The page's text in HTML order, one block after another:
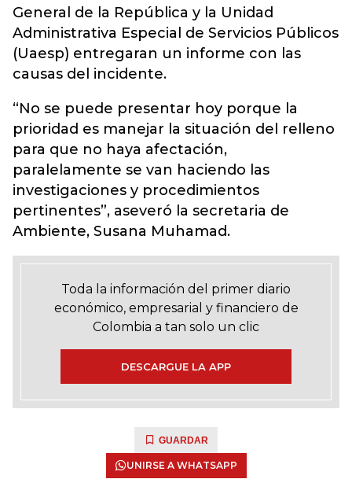
General de la República y la Unidad
Administrativa Especial de Servicios Públicos
(Uaesp) entregaran un informe con las
causas del incidente.
“No se puede presentar hoy porque la
prioridad es manejar la situación del relleno
para que no haya afectación,
paralelamente se van haciendo las
investigaciones y procedimientos
pertinentes”, aseveró la secretaria de
Ambiente, Susana Muhamad.
Toda la información del primer diario
económico, empresarial y financiero de
Colombia a tan solo un clic
DESCARGUE LA APP
GUARDAR
UNIRSE A WHATSAPP